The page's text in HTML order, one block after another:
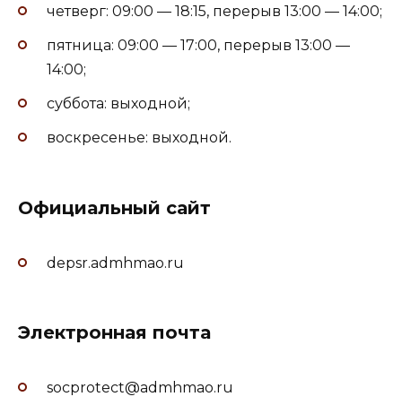
четверг: 09:00 — 18:15, перерыв 13:00 — 14:00;
пятница: 09:00 — 17:00, перерыв 13:00 —
14:00;
суббота: выходной;
воскресенье: выходной.
Официальный сайт
depsr.admhmao.ru
Электронная почта
socprotect@admhmao.ru